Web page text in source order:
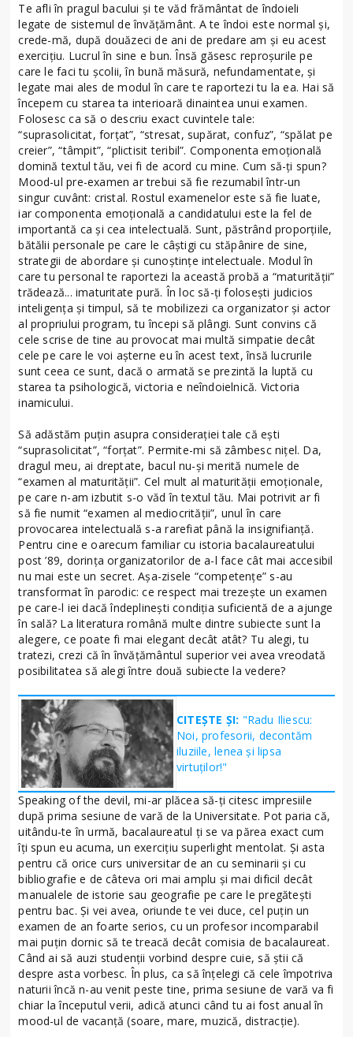
Te afli în pragul bacului şi te văd frământat de îndoieli
legate de sistemul de învăţământ. A te îndoi este normal şi,
crede-mă, după douăzeci de ani de predare am şi eu acest
exerciţiu. Lucrul în sine e bun. Însă găsesc reproşurile pe
care le faci tu şcolii, în bună măsură, nefundamentate, şi
legate mai ales de modul în care te raportezi tu la ea. Hai să
începem cu starea ta interioară dinaintea unui examen.
Folosesc ca să o descriu exact cuvintele tale:
“suprasolicitat, forţat”, “stresat, supărat, confuz”, “spălat pe
creier”, “tâmpit”, “plictisit teribil”. Componenta emoţională
domină textul tău, vei fi de acord cu mine. Cum să-ţi spun?
Mood-ul pre-examen ar trebui să fie rezumabil într-un
singur cuvânt: cristal. Rostul examenelor este să fie luate,
iar componenta emoţională a candidatului este la fel de
importantă ca şi cea intelectuală. Sunt, păstrând proporţiile,
bătălii personale pe care le câştigi cu stăpânire de sine,
strategii de abordare şi cunoştinţe intelectuale. Modul în
care tu personal te raportezi la această probă a “maturităţii”
trădează... imaturitate pură. În loc să-ţi foloseşti judicios
inteligenţa şi timpul, să te mobilizezi ca organizator şi actor
al propriului program, tu începi să plângi. Sunt convins că
cele scrise de tine au provocat mai multă simpatie decât
cele pe care le voi aşterne eu în acest text, însă lucrurile
sunt ceea ce sunt, dacă o armată se prezintă la luptă cu
starea ta psihologică, victoria e neîndoielnică. Victoria
inamicului.
Să adăstăm puţin asupra consideraţiei tale că eşti
“suprasolicitat”, “forţat”. Permite-mi să zâmbesc niţel. Da,
dragul meu, ai dreptate, bacul nu-şi merită numele de
“examen al maturităţii”. Cel mult al maturităţii emoţionale,
pe care n-am izbutit s-o văd în textul tău. Mai potrivit ar fi
să fie numit “examen al mediocrităţii”, unul în care
provocarea intelectuală s-a rarefiat până la insignifianţă.
Pentru cine e oarecum familiar cu istoria bacalaureatului
post ’89, dorinţa organizatorilor de a-l face cât mai accesibil
nu mai este un secret. Aşa-zisele “competenţe” s-au
transformat în parodic: ce respect mai trezeşte un examen
pe care-l iei dacă îndeplineşti condiţia suficientă de a ajunge
în sală? La literatura română multe dintre subiecte sunt la
alegere, ce poate fi mai elegant decât atât? Tu alegi, tu
tratezi, crezi că în învăţământul superior vei avea vreodată
posibilitatea să alegi între două subiecte la vedere?
CITEȘTE ȘI: "Radu Iliescu:
Noi, profesorii, decontăm
iluziile, lenea şi lipsa
virtuţilor!"
Speaking of the devil, mi-ar plăcea să-ţi citesc impresiile
după prima sesiune de vară de la Universitate. Pot paria că,
uitându-te în urmă, bacalaureatul ţi se va părea exact cum
îţi spun eu acuma, un exerciţiu superlight mentolat. Şi asta
pentru că orice curs universitar de an cu seminarii şi cu
bibliografie e de câteva ori mai amplu şi mai dificil decât
manualele de istorie sau geografie pe care le pregăteşti
pentru bac. Şi vei avea, oriunde te vei duce, cel puţin un
examen de an foarte serios, cu un profesor incomparabil
mai puţin dornic să te treacă decât comisia de bacalaureat.
Când ai să auzi studenţii vorbind despre cuie, să ştii că
despre asta vorbesc. În plus, ca să înţelegi că cele împotriva
naturii încă n-au venit peste tine, prima sesiune de vară va fi
chiar la începutul verii, adică atunci când tu ai fost anual în
mood-ul de vacanţă (soare, mare, muzică, distracţie).